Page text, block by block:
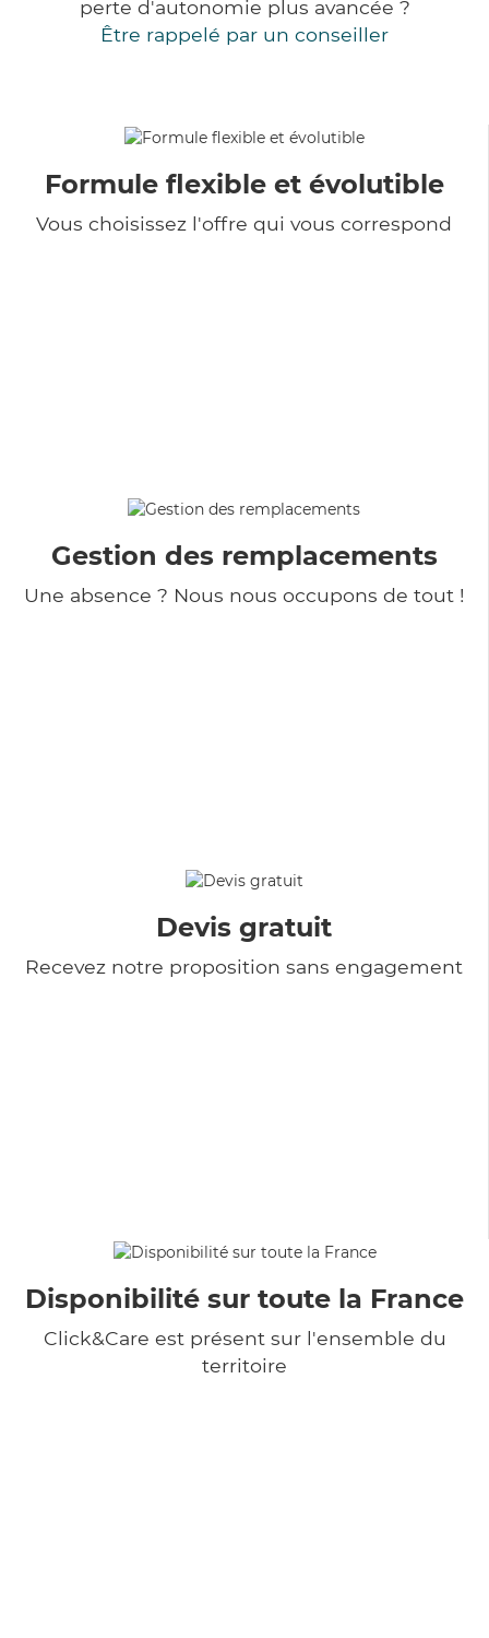
perte d'autonomie plus avancée ?
Être rappelé par un conseiller
Formule flexible et évolutible
Vous choisissez l'offre qui vous correspond
Gestion des remplacements
Une absence ? Nous nous occupons de tout !
Devis gratuit
Recevez notre proposition sans engagement
Disponibilité sur toute la France
Click&Care est présent sur l'ensemble du
territoire